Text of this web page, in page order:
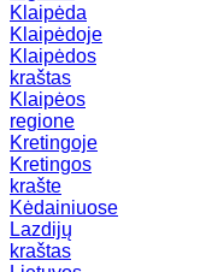
Klaipėda
Klaipėdoje
Klaipėdos
kraštas
Klaipėos
regione
Kretingoje
Kretingos
krašte
Kėdainiuose
Lazdijų
kraštas